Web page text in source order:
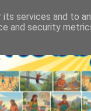
services and to
and security